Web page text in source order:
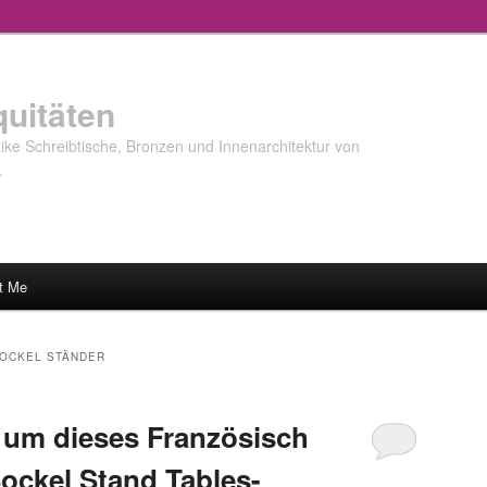
Schreibtische, Bronzen und Innenarchitektur von
Me
STÄNDER
dieses Französisch